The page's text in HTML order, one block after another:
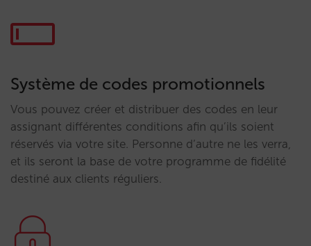
Système de codes promotionnels
Vous pouvez créer et distribuer des codes en leur
assignant différentes conditions afin qu’ils soient
réservés via votre site. Personne d’autre ne les verra,
et ils seront la base de votre programme de fidélité
destiné aux clients réguliers.